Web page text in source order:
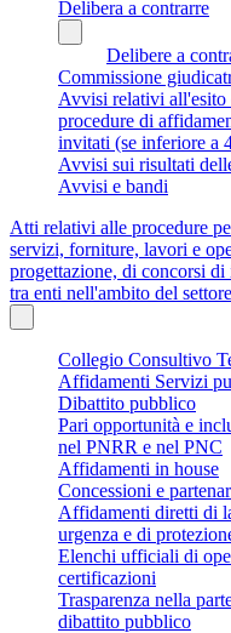
Delibera a contrarre
Delibere a
Commissione
Avvisi relativi all'esito
procedure di
invitati (se inferiore a
Avvisi sui risultati
Avvisi e bandi
Atti relativi alle procedure
servizi, forniture, lavori e
progettazione, di concorsi
tra enti nell'ambito del
Collegio Consultivo
Affidamenti Servizi
Dibattito pubblico
Pari opportunità e
nel PNRR e nel PNC
Affidamenti in house
Concessioni e
Affidamenti diretti di
urgenza e di
Elenchi ufficiali di
certificazioni
Trasparenza nella
dibattito pubblico